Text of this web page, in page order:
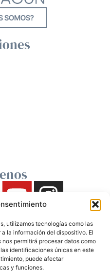
utilizamos tecnologías como las
la información del dispositivo. El
permitirá procesar datos como
identificaciones únicas en este
puede afectar
y funciones.
SOMOS?